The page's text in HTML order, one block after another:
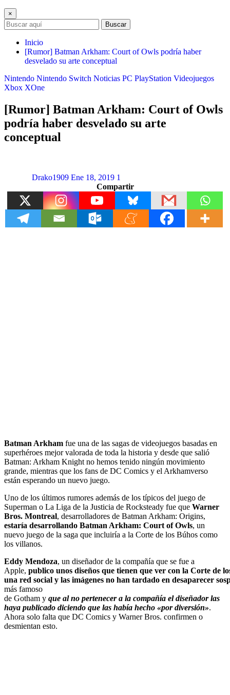
×
Buscar
Inicio
[Rumor] Batman Arkham: Court of Owls podría haber
desvelado su arte conceptual
Nintendo Nintendo Switch Noticias PC PlayStation Videojuegos
Xbox XOne
[Rumor] Batman Arkham: Court of Owls
podría haber desvelado su arte
conceptual
Drako1909 Ene 18, 2019 1
Compartir
Batman Arkham fue una de las sagas de videojuegos basadas en
superhéroes mejor valorada de toda la historia y desde que salió
Batman: Arkham Knight no hemos tenido ningún movimiento
grande, mientras que los fans de DC Comics y el Arkhamverso
están esperando un nuevo juego.
Uno de los últimos rumores además de los típicos del juego de
Superman o La Liga de la Justicia de Rocksteady fue que Warner
Bros. Montreal, desarrolladores de Batman Arkham: Origins,
estaría desarrollando Batman Arkham: Court of Owls, un
nuevo juego de la saga que incluiría a la Corte de los Búhos como
los villanos.
Eddy Mendoza, un diseñador de la compañía que se fue a
Apple, publico unos diseños que tienen que ver con la Corte de
una red social y las imágenes no han tardado en desaparecer
más famoso
de Gotham y que al no pertenecer a la compañía el diseñador las
haya publicado diciendo que las había hecho «por diversión».
Ahora solo falta que DC Comics y Warner Bros. confirmen o
desmientan esto.